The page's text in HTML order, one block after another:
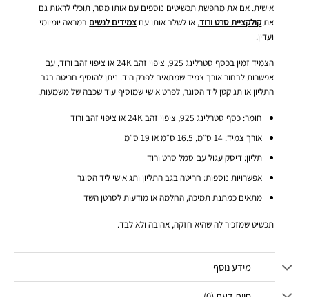
אישית. אם את מחפשת תכשיטים נוספים עם אותו מסר, תוכלי לראות גם
אתקולקציית סרט ורוד, או לשלב אותו עם צמידים לנשים במראה יומיומי
ועדין.
הצמיד זמין בכסף סטרלינג 925, ציפוי זהב 24K או ציפוי זהב ורוד, עם
אפשרות לבחור אורך צמיד שמתאים לפרק היד. ניתן להוסיף חריטה בגב
התליון או תג קטן ליד הסוגר, לפרט אישי שמוסיף עוד שכבה של משמעות.
חומר: כסף סטרלינג 925, ציפוי זהב 24K או ציפוי זהב ורוד
אורך צמיד: 14 ס״מ, 16.5 ס״מ או 19 ס״מ
תליון: דיסק עגול עם סמל סרט ורוד
אפשרויות נוספות: חריטה בגב התליון ותג אישי ליד הסוגר
מתאים כמתנת תמיכה, החלמה או מודעות לסרטן השד
תכשיט שמזכיר לה שהיא חזקה, אהובה ולא לבד.
מידע נוסף